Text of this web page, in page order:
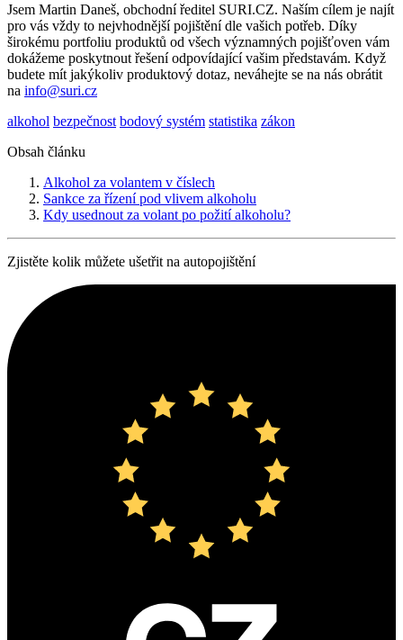
Jsem Martin Daneš, obchodní ředitel SURI.CZ. Naším cílem je najít
pro vás vždy to nejvhodnější pojištění dle vašich potřeb. Díky
širokému portfoliu produktů od všech významných pojišťoven vám
dokážeme poskytnout řešení odpovídající vašim představám. Když
budete mít jakýkoliv produktový dotaz, neváhejte se na nás obrátit
na info@suri.cz
alkohol bezpečnost bodový systém statistika zákon
Obsah článku
Alkohol za volantem v číslech
Sankce za řízení pod vlivem alkoholu
Kdy usednout za volant po požití alkoholu?
Zjistěte kolik můžete ušetřit na autopojištění